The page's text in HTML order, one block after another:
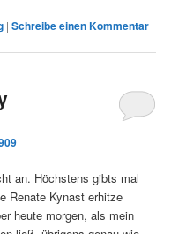
|Schreibe einen Kommentar
an. Höchstens gibts mal
Renate Kynast erhitze
heute morgen, als mein